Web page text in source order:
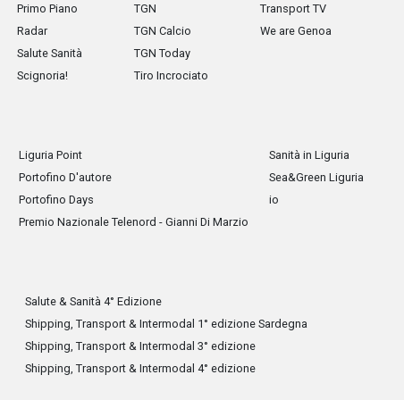
Primo Piano
Radar
Salute Sanità
Scignoria!
TGN
TGN Calcio
TGN Today
Tiro Incrociato
Transport TV
We are Genoa
Liguria Point
Portofino D'autore
Portofino Days
Premio Nazionale Telenord - Gianni Di Marzio
Sanità in Liguria
Sea&Green Liguria
io
Salute & Sanità 4° Edizione
Shipping, Transport & Intermodal 1° edizione Sardegna
Shipping, Transport & Intermodal 3° edizione
Shipping, Transport & Intermodal 4° edizione